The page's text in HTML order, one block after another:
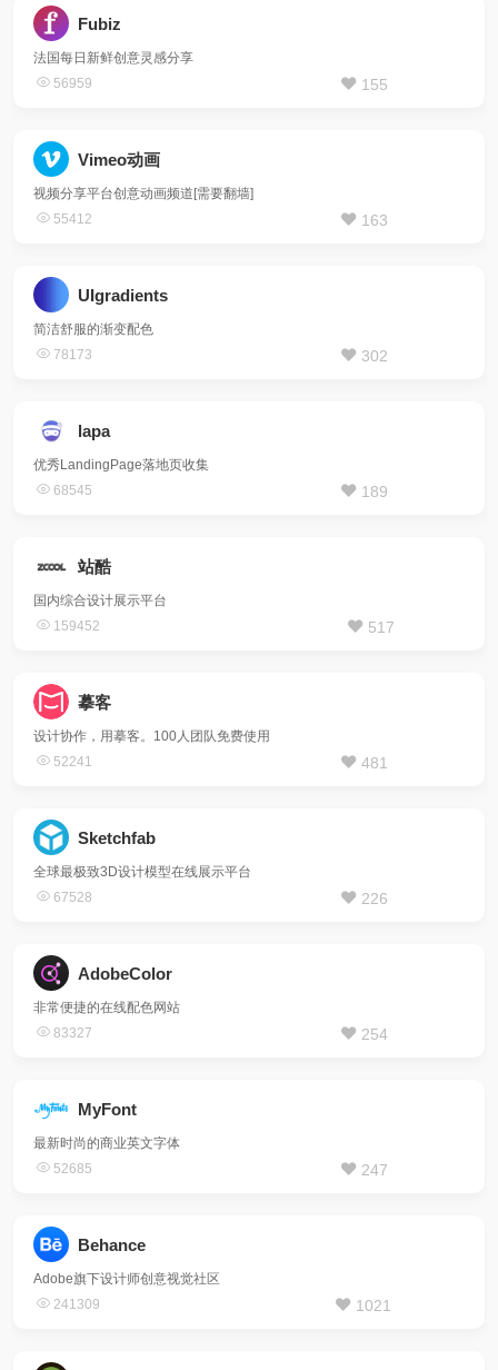
Fubiz
法国每日新鲜创意灵感分享
56959
155
Vimeo动画
视频分享平台创意动画频道[需要翻墙]
55412
163
UIgradients
简洁舒服的渐变配色
78173
302
lapa
优秀LandingPage落地页收集
68545
189
站酷
国内综合设计展示平台
159452
517
摹客
设计协作，用摹客。100人团队免费使用
52241
481
Sketchfab
全球最极致3D设计模型在线展示平台
67528
226
AdobeColor
非常便捷的在线配色网站
83327
254
MyFont
最新时尚的商业英文字体
52685
247
Behance
Adobe旗下设计师创意视觉社区
241309
1021